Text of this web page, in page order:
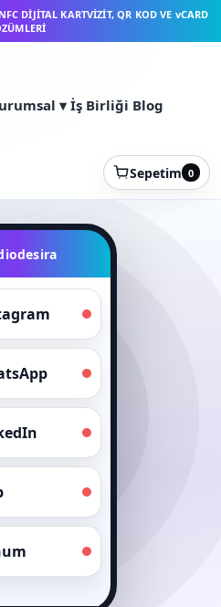
DİJİTAL KARTVİZİT, QR KOD VE vCARD
▾ İş Birliği Blog
Sepetim 0